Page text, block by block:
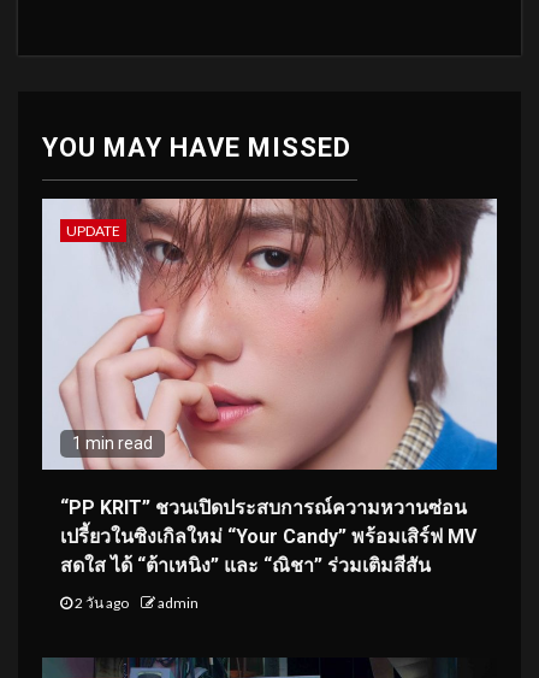
YOU MAY HAVE MISSED
UPDATE
1 min read
“PP KRIT” ชวนเปิดประสบการณ์ความหวานซ่อน
เปรี้ยวในซิงเกิลใหม่ “Your Candy” พร้อมเสิร์ฟ MV
สดใส ได้ “ต้าเหนิง” และ “ณิชา” ร่วมเติมสีสัน
2 วัน ago admin